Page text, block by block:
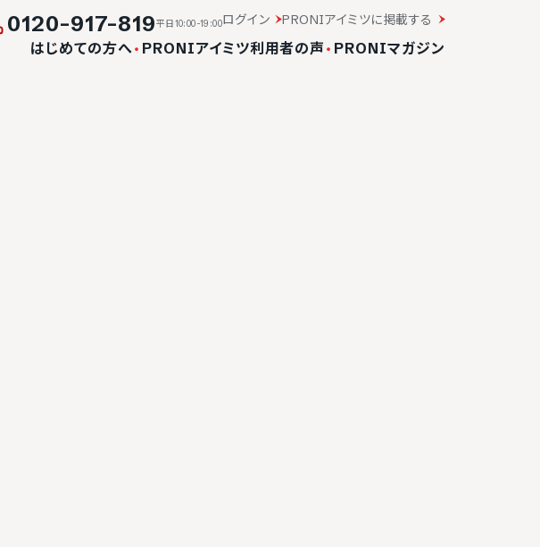
0120-917-819平日10:00-19:00ログイン PRONIアイミツに掲載する
はじめての方へ・ PRONIアイミツ利用者の声 ・ PRONIマガジン